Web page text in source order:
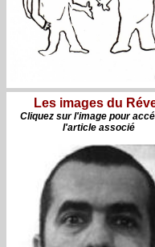
Les images du
Cliquez sur l'image pour
l'article associé